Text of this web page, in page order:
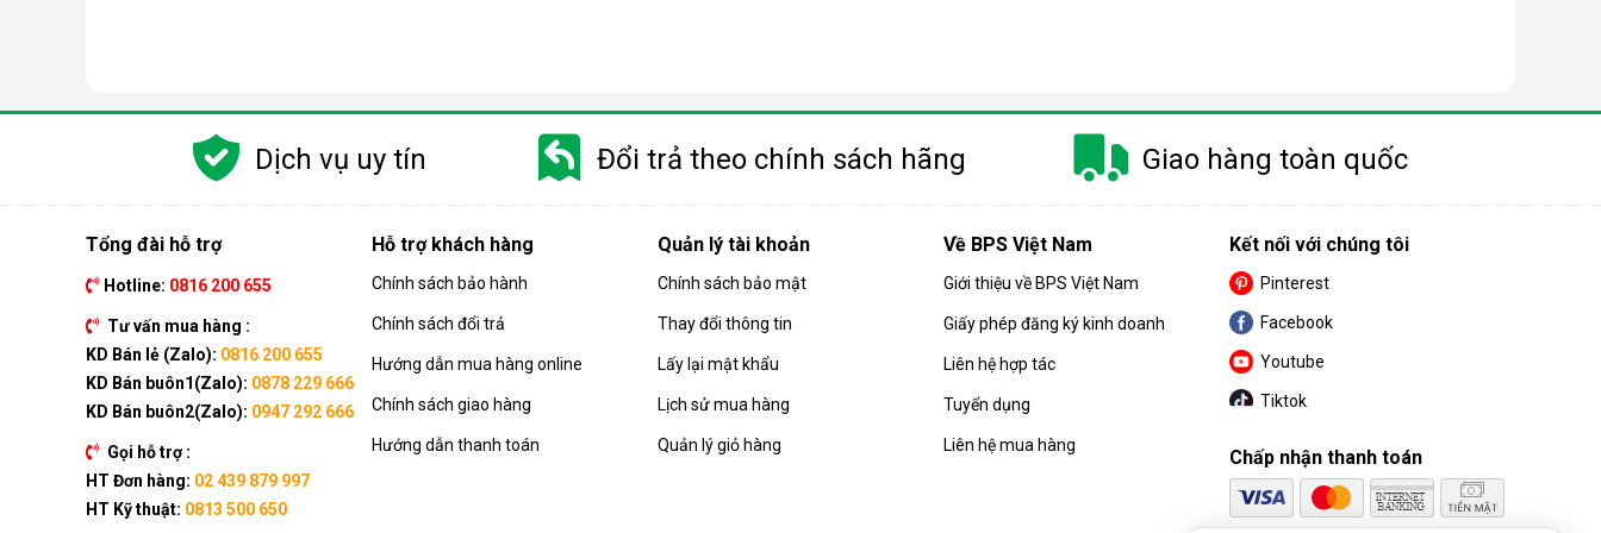
kèm như: Hẹn giờ, khóa trẻ em, remote, kết nối wifi,...
Ưu điểm vượt trội của điều hòa di động
Dịch vụ uy tín Đổi trả theo chính sách hãng Giao hàng toàn quốc
Tổng đài hỗ trợ
Hotline: 0816 200 655
Tư vấn mua hàng :
KD Bán lẻ (Zalo): 0816 200 655
KD Bán buôn1(Zalo): 0878 229 666
KD Bán buôn2(Zalo): 0947 292 666
Gọi hỗ trợ :
HT Đơn hàng: 02 439 879 997
HT Kỹ thuật: 0813 500 650
Hỗ trợ khách hàng
Chính sách bảo hành
Chính sách đổi trả
Hướng dẫn mua hàng online
Chính sách giao hàng
Hướng dẫn thanh toán
Quản lý tài khoản
Chính sách bảo mật
Thay đổi thông tin
Lấy lại mật khẩu
Lịch sử mua hàng
Quản lý giỏ hàng
Về BPS Việt Nam
Giới thiệu về BPS Việt Nam
Giấy phép đăng ký kinh doanh
Liên hệ hợp tác
Tuyển dụng
Liên hệ mua hàng
Kết nối với chúng tôi
Pinterest
Facebook
Youtube
Tiktok
Chấp nhận thanh toán